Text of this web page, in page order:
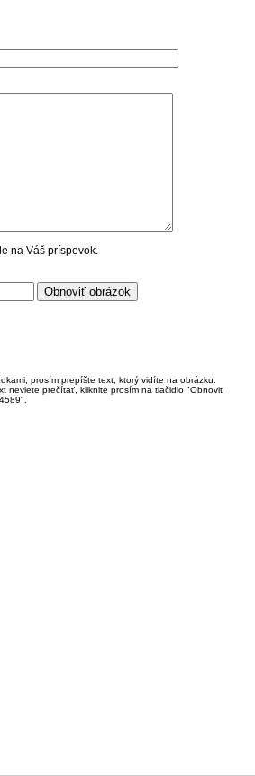
na Váš príspevok.
prosím prepíšte text, ktorý vidíte na obrázku.
neviete prečítať, kliknite prosím na tlačidlo "Obnoviť